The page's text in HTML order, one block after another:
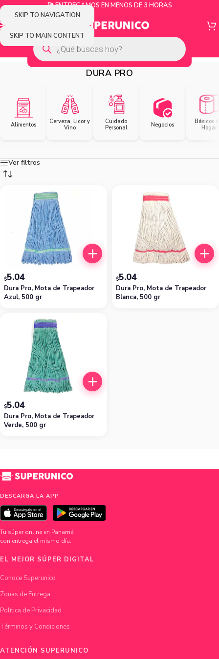
SKIP TO NAVIGATION
SKIP TO MAIN CONTENT
🚀 ENTREGAMOS EN MENOS DE 3 HORAS
DURA PRO
Alimentos
Cerveza, Licor y
Vino
Cuidado
Personal
Negocios
Básicos
Hogar
Ver filtros
Dura Pro, Mota de Trapeador
Azul, 500 gr
$5.04
Dura Pro, Mota de Trapeador
Blanca, 500 gr
$5.04
Dura Pro, Mota de Trapeador
Verde, 500 gr
$5.04
DESCARGA LA APP
Tu súper online en Panamá
con entrega el mismo día.
EL MEJOR SÚPER DIGITAL
Conoce Superunico
Zonas de Entrega
Política de Privacidad
Términos y Condiciones
ATENCIÓN SUPERUNICO